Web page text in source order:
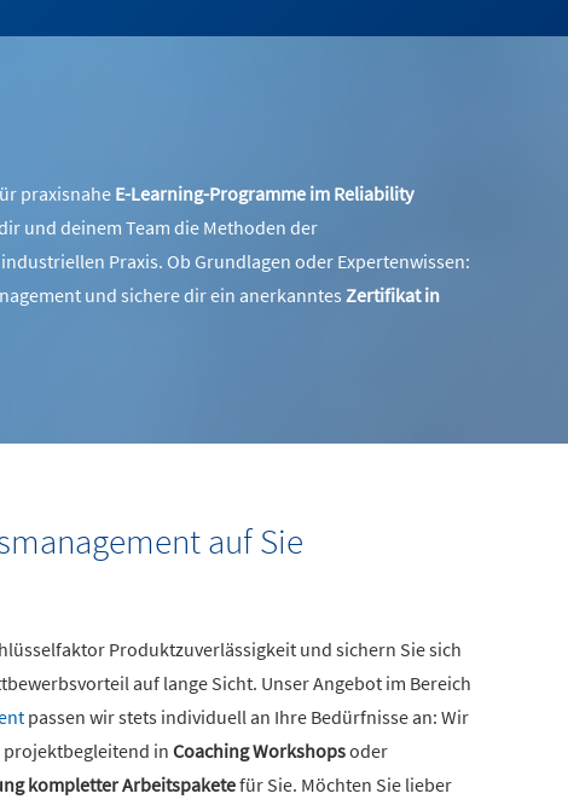
praxisnahe E-Learning-Programme im Reliability
und deinem Team die Methoden der
Praxis. Ob Grundlagen oder Expertenwissen:
und sichere dir ein anerkanntes Zertifikat in
auf Sie
Produktzuverlässigkeit und sichern Sie sich
auf lange Sicht. Unser Angebot im Bereich
passen wir stets individuell an Ihre Bedürfnisse an: Wir
in Coaching Workshopsoder
kompletter Arbeitspaketefür Sie. Möchten Sie lieber